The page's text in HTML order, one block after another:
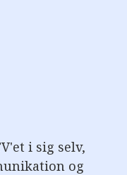
i sig selv,
og